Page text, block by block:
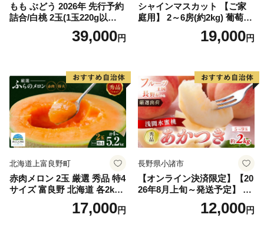
もも ぶどう 2026年 先行予約
詰合/白桃 2玉(1玉220g以
上)・シャインマスカット 晴
39,000円
シャインマスカット 【ご家
庭用】 2～6房(約2kg) 葡萄 ぶ
どう ブドウ フルーツ 果物 く
だもの 果実 旬の果物 旬のフ
19,000円
北海道上富良野町
赤肉メロン 2玉 厳選 秀品 特4
サイズ 富良野 北海道 各2kg
～2.6kg 2玉 セット ファーム
富良野 メロン めろん 果物 く
17,000円
長野県小諸市
【オンライン決済限定】【20
26年8月上旬～発送予定】 先
行予約 「浅間水蜜桃プレミ
アム」 もも あかつき 秀品 約
12,000円